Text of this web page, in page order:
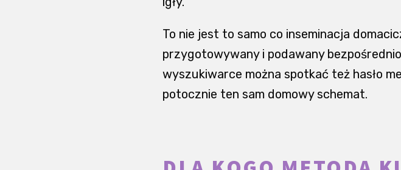
To nie jest to samo co inseminacja
przygotowywany i podawany
wyszukiwarce można spotkać też hasło
potocznie ten sam domowy schemat.